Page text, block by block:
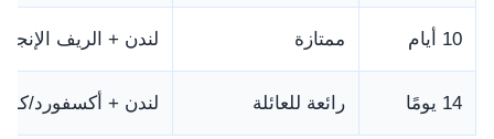
10 أيام ممتازة لندن + الريف
14 يومًا رائعة للعائلة لندن + أكسفورد/